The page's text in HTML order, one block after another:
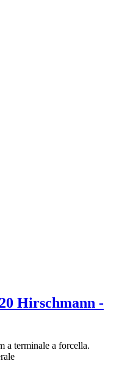
Hirschmann -
a terminale a forcella.